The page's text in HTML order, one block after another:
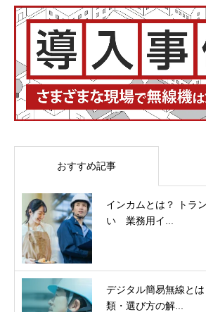
おすすめ記事
インカムとは？ トラ
い 業務用イ...
デジタル簡易無線と
類・選び方の解...